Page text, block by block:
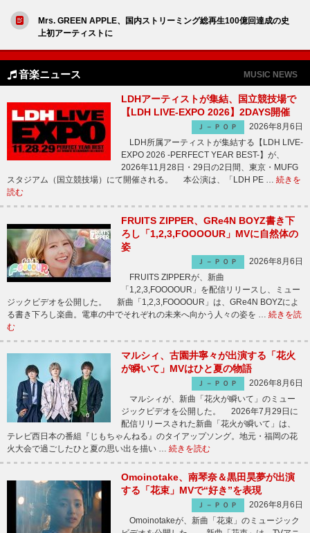
Mrs. GREEN APPLE、国内ストリーミング総再生100億回達成の史
上初アーティストに
音楽ニュース MUSIC NEWS
LDHアーティストが集結、国立競技場で
【LDH LIVE-EXPO 2026】2DAYS開催
Ｊ－ＰＯＰ
2026年8月6日
LDH所属アーティストが集結する【LDH LIVE-
EXPO 2026 -PERFECT YEAR BEST-】が、
2026年11月28日・29日の2日間、東京・MUFG
スタジアム（国立競技場）にて開催される。 本公演は、「LDH PE … 続きを
読む
FRUITS ZIPPER、GRe4N BOYZ書き下
ろし「1,2,3,FOOOOUR」MVに自然体の
姿
Ｊ－ＰＯＰ
2026年8月6日
FRUITS ZIPPERが、新曲
「1,2,3,FOOOOUR」を配信リリースし、ミュー
ジックビデオを公開した。 新曲「1,2,3,FOOOOUR」は、GRe4N BOYZによ
る書き下ろし楽曲。電車の中でそれぞれの未来へ向かう人々の姿を … 続きを読
む
マルシィ、古園井寧々が出演する「花火
が瞬いて」MVはひと夏の物語
Ｊ－ＰＯＰ
2026年8月6日
マルシィが、新曲「花火が瞬いて」のミュー
ジックビデオを公開した。 2026年7月29日に
配信リリースされた新曲「花火が瞬いて」は、
テレビ西日本の番組『じもちゃんねる』のタイアップソング。地元・福岡の花
火大会で過ごしたひと夏の思い出を描い … 続きを読む
Omoinotake、南琴奈＆黒田昊夢が出演
する「花束」MVで“好き”を表現
Ｊ－ＰＯＰ
2026年8月6日
Omoinotakeが、新曲「花束」のミュージック